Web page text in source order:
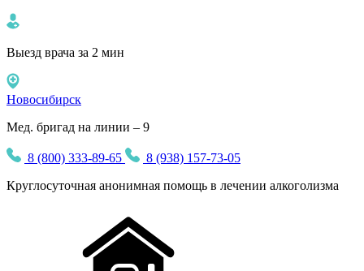
Выезд врача за 2 мин
Новосибирск
Мед. бригад на линии – 9
8 (800) 333-89-65
8 (938) 157-73-05
Круглосуточная анонимная помощь в лечении алкоголизма